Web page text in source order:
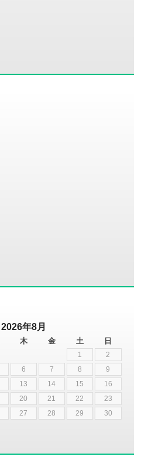
2026年8月
木 金 土 日
1
2
6 7 8
9
13 14 15
16
20 21 22
23
27 28 29
30